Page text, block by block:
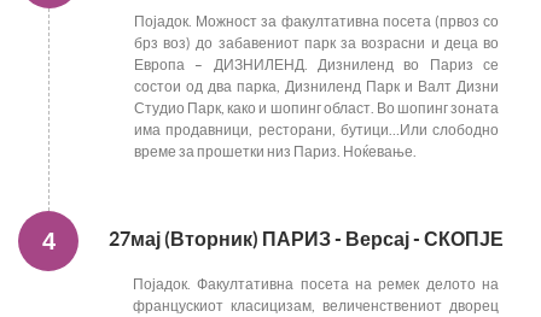
Појадок. Можност за факултативна посета (првоз со
брз воз) до забавениот парк за возрасни и деца во
Европа – ДИЗНИЛЕНД. Дизниленд во Париз се
состои од два парка, Дизниленд Парк и Валт Дизни
Студио Парк, како и шопинг област. Во шопинг зоната
има продавници, ресторани, бутици…Или слободно
време за прошетки низ Париз. Ноќевање.
4 27мај (Вторник) ПАРИЗ - Версај - СКОПЈЕ
Појадок. Факултативна посета на ремек делото на
францускиот класицизам, величенствениот дворец